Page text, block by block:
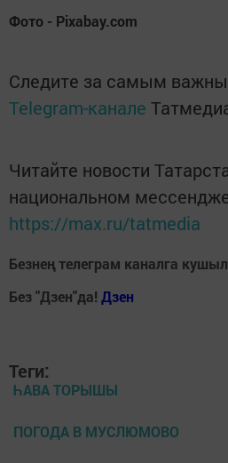
Фото - Pixabay.com
Следите за самым
Telegram-канале
Читайте новости
национальном
https://max.ru/tatmedia
Безнең телеграм каналга
Без "Дзен"да! Дзен
Теги:
ҺАВА ТОРЫШЫ
ПОГОДА В МУСЛЮМОВО